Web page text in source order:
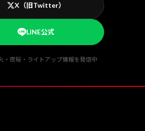
X（旧Twitter）
LINE公式
・夜桜・ライトアップ情報を発信中